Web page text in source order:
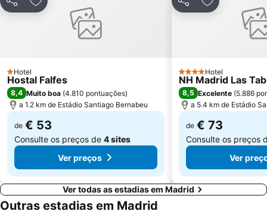
Carabanchel
Malasaña
Gran Vía Metro Station
Paseo de la Castellana
Sol Metro Station
Centro Comercial Gran Vía de Hortaleza
Praça da Cibeles
Santiago Bernabéu Metro Station
PartilharAdicionar aos favoritos
1 Estrelas
Hotel
Hostal Falfes
8,4 Muito boa (4.810 pontuações)
a 1.2 km de Estádio Santiago Bernabeu
de € 53
Consulte os preços de 4 sites
Ver preços
PartilharAdicionar
4 Estrelas
Hotel
NH Madrid Las
8,5 Excelente (5.886
a 5.4 km de Estádio
de € 73
Consulte os preços
Ver
Ver todas as estadias em Madrid
Outras estadias em Madrid